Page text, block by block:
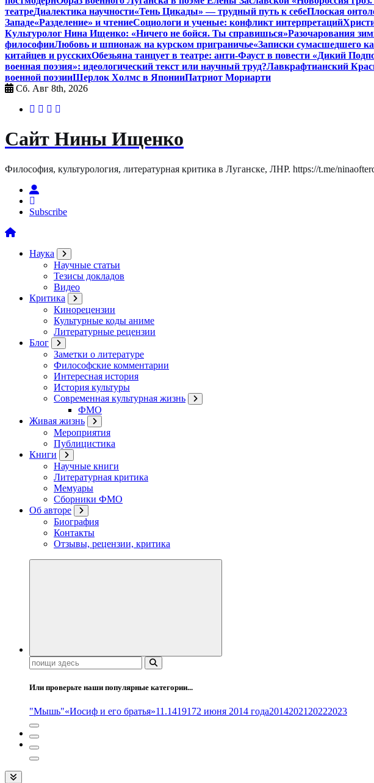
театреДиалектика научности«Тень Цикады» — трудный путь к себеПлоская
Западе«Разделение» и чтениеСоциологи и ученые: конфликт интерпретаций
Культуролог Нина Ищенко: «Ничего не бойся. Ты справишься»Разочарования
философииЛюбовь и шпионаж на курском приграничье«Записки сумасшедшего
китайцев и русскихОбезьяна танцует в театре: анти-Фауст в повести «Дикий
военная поэзия»: идеологический текст или научный труд?Лавкрафтианский
военной поэзииШерлок Холмс в ЯпонииПатриот Мориарти
Сб. Авг 8th, 2026
Сайт Нины Ищенко
Философия, культурология, литературная критика в Луганске, ЛНР. https://t.me/
Subscribe
Наука
Научные статьи
Тезисы докладов
Видео
Критика
Кинорецензии
Культурные коды аниме
Литературные рецензии
Блог
Заметки о литературе
Философские комментарии
Интересная история
История культуры
Современная культурная жизнь
ФМО
Живая жизнь
Мероприятия
Публицистика
Книги
Научные книги
Литературная критика
Мемуары
Сборники ФМО
Об авторе
Биография
Контакты
Отзывы, рецензии, критика
Поиск:
Или проверьте наши популярные категории...
"Мышь"«Иосиф и его братья»11.1419172 июня 2014 года20142021 20222023